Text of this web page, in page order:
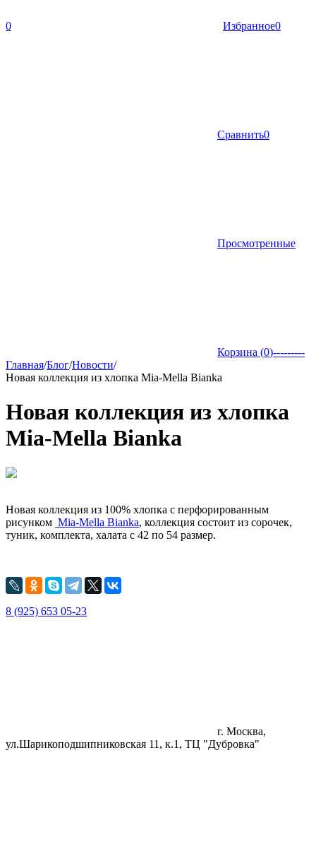
0 Избранное0
Сравнить0
Просмотренные
Корзина (0)---------
Главная/Блог/Новости/
Новая коллекция из хлопка Mia-Mella Bianka
Новая коллекция из хлопка
Mia-Mella Bianka
Новая коллекция из 100% хлопка с перфорированным
рисунком Mia-Mella Bianka, коллекция состоит из сорочек,
туник, комплекта, халата c 42 по 54 размер.
8 (925) 653 05-23
г. Москва,
ул.Шарикоподшипниковская 11, к.1, ТЦ "Дубровка"